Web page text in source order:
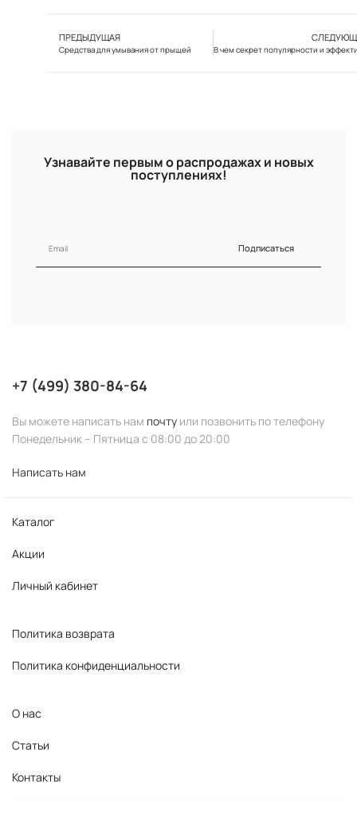
ПРЕДЫДУЩАЯ
Средства для умывания от прыщей
Узнавайте первым о распродажах и новых
поступлениях!
Подписаться
О нас
Статьи
Контакты
Политика возврата
Политика конфиденциальности
Каталог
Акции
Личный кабинет
+7 (499) 380-84-64
Вы можете написать нам почту или позвонить по телефону
Понедельник – Пятница с 08:00 до 20:00
Написать нам